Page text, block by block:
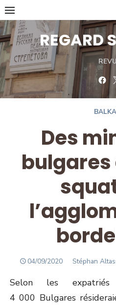
Skip
to
content
REGARD
Des
bulgares
POSTED
04/09/2020 Author
Stéphan
Selon les
4 000 Bulgares